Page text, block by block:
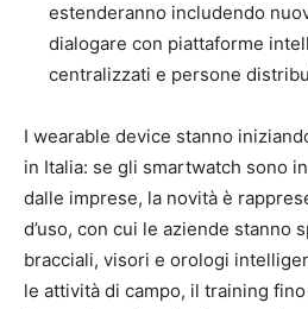
estenderanno includendo
dialogare con piattaforme
centralizzati e persone
I wearable device stanno
in Italia: se gli smartwatch sono
dalle imprese, la novità è
d’uso, con cui le aziende stanno
bracciali, visori e orologi
le attività di campo, il training